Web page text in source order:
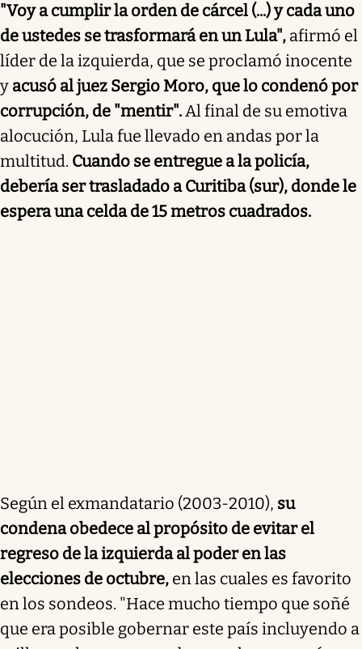
"Voy a cumplir la orden de cárcel (...) y cada uno
de ustedes se trasformará en un Lula", afirmó el
líder de la izquierda, que se proclamó inocente
y acusó al juez Sergio Moro, que lo condenó por
corrupción, de "mentir".Al final de su emotiva
alocución, Lula fue llevado en andas por la
multitud. Cuando se entregue a la policía,
debería ser trasladado a Curitiba (sur), donde le
espera una celda de 15 metros cuadrados.
Según el exmandatario (2003-2010), su
condena obedece al propósito de evitar el
regreso de la izquierda al poder en las
elecciones de octubre, en las cuales es favorito
en los sondeos. "Hace mucho tiempo que soñé
que era posible gobernar este país incluyendo a